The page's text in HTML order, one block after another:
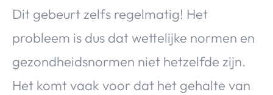
Dit gebeurt zelfs regelmatig! Het
probleem is dus dat wettelijke normen en
gezondheidsnormen niet hetzelfde zijn.
Het komt vaak voor dat het gehalte van